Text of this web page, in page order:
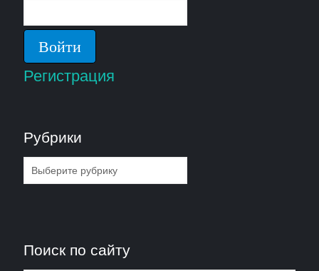
Регистрация
Рубрики
Рубрики
Поиск по сайту